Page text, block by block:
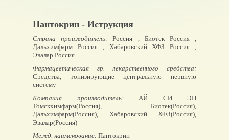
Пантокрин - Иструкция
Страна производитель: Россия , Биотек Россия ,
Дальхимфарм Россия , Хабаровский ХФЗ Россия ,
Эвалар Россия
Фармацевтическая гр. лекарственного средства:
Средства, тонизирующие центральную нервную
систему
Компания производитель:АЙ СИ ЭН
Томскхимфарм(Россия), Биотек(Россия),
Дальхимфарм(Россия), Хабаровский ХФЗ(Россия),
Эвалар(Россия)
Межд. наименование: Пантокрин